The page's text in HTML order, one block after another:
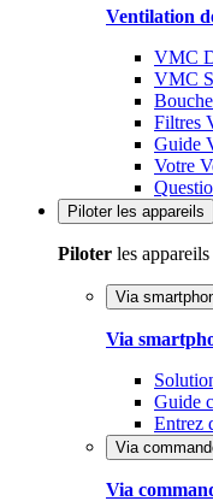
Ventilation
VMC
VMC
Filtres
Guide
Votre
Piloter les appareils
Piloter les appareils
Via
Via
Guide
Entrez
Via
Via